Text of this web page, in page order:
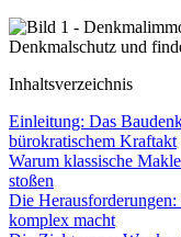
Inhaltsverzeichnis
Einleitung: Das
bürokratischem Kraftakt
Warum klassische
stoßen
Die
komplex macht